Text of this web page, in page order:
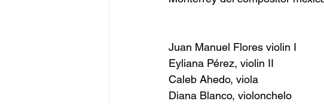
Juan Manuel Flores violin I
Eyliana Pérez, violin II
Caleb Ahedo, viola
Diana Blanco, violonchelo